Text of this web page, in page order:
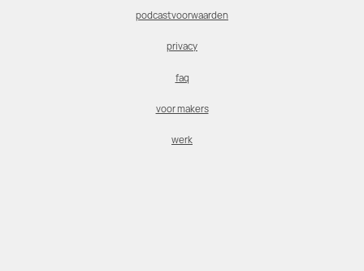
podcastvoorwaarden
privacy
faq
voor makers
werk